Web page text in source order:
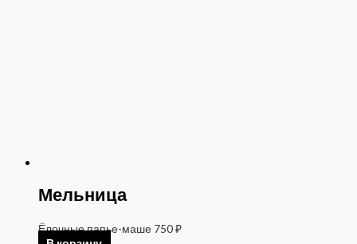
Мельница
Ёлочные папье-маше 750₽